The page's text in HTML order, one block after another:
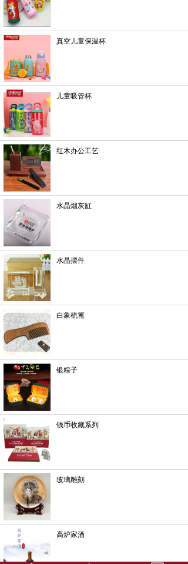
真空儿童保温杯
儿童吸管杯
红木办公工艺
水晶烟灰缸
水晶摆件
白象梳篦
银粽子
钱币收藏系列
玻璃雕刻
高炉家酒